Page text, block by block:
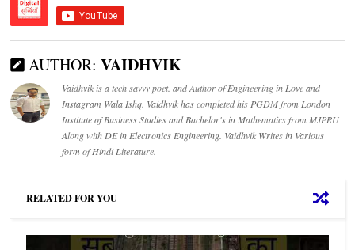
AUTHOR: VAIDHVIK
Vaidhvik is a tech savvy poet. and Author of Engineering in Love and
Instagram Wala Ishq. Vaidhvik has completed his PGDM from London
Institute of Business Studies and Bachelor's in Mathematics from MJPRU
Along with DE in Electronics Engineering. Vaidhvik Writes in Various
form of Hindi Literature.
RELATED FOR YOU